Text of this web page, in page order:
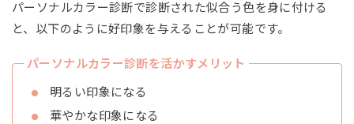
パーソナルカラー診断で診断された似合う色を身に付ける
と、以下のように好印象を与えることが可能です。
パーソナルカラー診断を活かすメリット
明るい印象になる
華やかな印象になる